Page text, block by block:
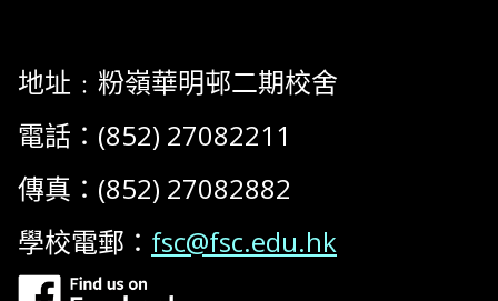
地址﹕粉嶺華明邨二期校舍
電話：(852) 27082211
傳真：(852) 27082882
學校電郵： fsc@fsc.edu.hk